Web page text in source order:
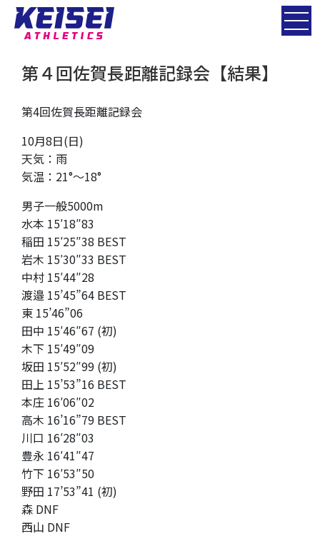
第４回佐賀長距離記録会【結果】
第4回佐賀長距離記録会
10月8日(日)
天気：雨
気温：21°～18°
男子一般5000m
水本 15′18″83
稲田 15′25″38 BEST
岩木 15′30″33 BEST
中村 15′44″28
渡邉 15’45”64 BEST
東 15’46”06
田中 15′46″67 (初)
木下 15′49″09
坂田 15′52″99 (初)
田上 15’53”16 BEST
本庄 16′06″02
高木 16’16”79 BEST
川口 16′28″03
豊永 16′41″47
竹下 16′53″50
野田 17’53”41 (初)
森 DNF
西山 DNF